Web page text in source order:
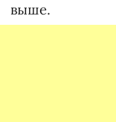
выше.